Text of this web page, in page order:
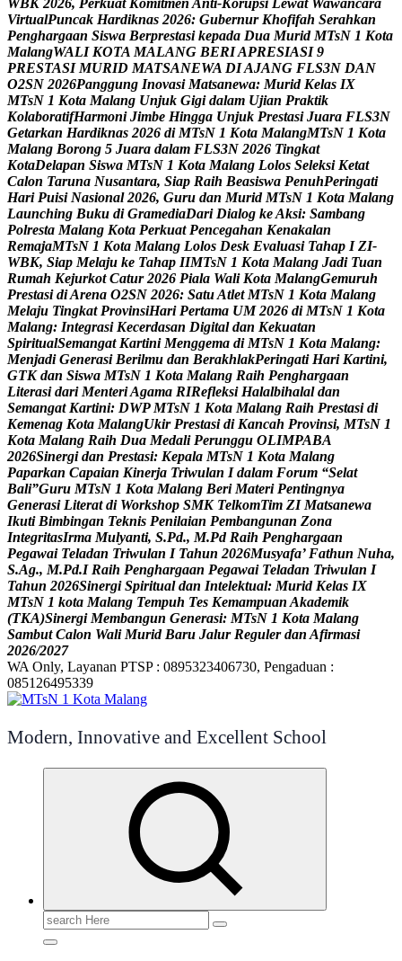
WBK 2026, Perkuat Komitmen Anti-Korupsi Lewat Wawancara
VirtualPuncak Hardiknas 2026: Gubernur Khofifah Serahkan
Penghargaan Siswa Berprestasi kepada Dua Murid MTsN 1 Kota
MalangWALI KOTA MALANG BERIAPRESIASI 9
PRESTASI MURID MATSANEWA DIAJANG FLS3N DAN
O2SN 2026Panggung Inovasi Matsanewa: Murid Kelas IX
MTsN 1 Kota Malang Unjuk Gigi dalam Ujian Praktik
KolaboratifHarmoni Jimbe Hingga Unjuk Prestasi Juara FLS3N
Getarkan Hardiknas 2026 di MTsN 1 Kota MalangMTsN 1 Kota
Malang Borong 5 Juara dalam FLS3N 2026 Tingkat
KotaDelapan Siswa MTsN 1 Kota Malang Lolos Seleksi Ketat
Calon Taruna Nusantara, Siap Raih Beasiswa PenuhPeringati
Hari Puisi Nasional 2026, Guru dan Murid MTsN 1 Kota Malang
Launching Buku di GramediaDari Dialog keAksi: Sambang
Polresta Malang Kota Perkuat Pencegahan Kenakalan
RemajaMTsN 1 Kota Malang Lolos Desk Evaluasi Tahap I ZI-
WBK, Siap Melaju ke Tahap IIMTsN 1 Kota Malang Jadi Tuan
Rumah Kejurkot Catur 2026 Piala Wali Kota MalangGemuruh
Prestasi diArena O2SN 2026: SatuAtlet MTsN 1 Kota Malang
Melaju Tingkat ProvinsiHari Pertama UM 2026 di MTsN 1 Kota
Malang: Integrasi Kecerdasan Digital dan Kekuatan
SpiritualSemangat Kartini Menggema di MTsN 1 Kota Malang:
Menjadi Generasi Berilmu dan BerakhlakPeringati Hari Kartini,
GTK dan Siswa MTsN 1 Kota Malang Raih Penghargaan
Literasi dari MenteriAgama RIRefleksi Halalbihalal dan
Semangat Kartini: DWP MTsN 1 Kota Malang Raih Prestasi di
Kemenag Kota MalangUkir Prestasi di Kancah Provinsi, MTsN 1
Kota Malang Raih Dua Medali Perunggu OLIMPABA
2026Sinergi dan Prestasi: Kepala MTsN 1 Kota Malang
Paparkan Capaian Kinerja Triwulan I dalam Forum “Selat
Bali”Guru MTsN 1 Kota Malang Beri Materi Pentingnya
Generasi Literat di Workshop SMK TelkomTim ZI Matsanewa
Ikuti Bimbingan Teknis Penilaian Pembangunan Zona
IntegritasIrma Mulyanti, S.Pd., M.Pd Raih Penghargaan
Pegawai Teladan Triwulan I Tahun 2026Musyafa’ Fathun Nuha,
S.Ag., M.Pd.I Raih Penghargaan Pegawai Teladan Triwulan I
Tahun 2026Sinergi Spiritual dan Intelektual: Murid Kelas IX
MTsN 1 kota Malang Tempuh Tes Kemampuan Akademik
(TKA)Sinergi Membangun Generasi: MTsN 1 Kota Malang
Sambut Calon Wali Murid Baru Jalur Reguler dan Afirmasi
2026/2027
WA Only, Layanan PTSP : 0895323406730, Pengaduan :
085126495339
Modern, Innovative and Excellent School
Search
for: